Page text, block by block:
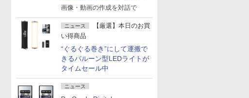
画像・動画の作成を対話で
ニュース
【厳選】本日のお買
い得商品
“ぐるぐる巻き”にして運搬で
きるバルーン型LEDライトが
タイムセール中
ニュース